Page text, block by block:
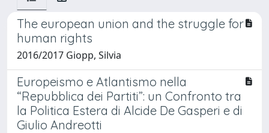
The european union and the struggle for
human rights
2016/2017 Giopp, Silvia
Europeismo e Atlantismo nella
“Repubblica dei Partiti”: un Confronto tra
la Politica Estera di Alcide De Gasperi e di
Giulio Andreotti